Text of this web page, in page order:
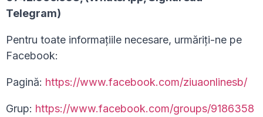
Telegram)
Pentru toate informațiile necesare, urmăriți-ne pe
Facebook:
Pagină: https://www.facebook.com/ziuaonlinesb/
Grup: https://www.facebook.com/groups/9186358